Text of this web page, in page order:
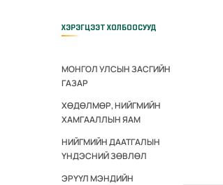
ХЭРЭГЦЭЭТ ХОЛБООСУУД
МОНГОЛ УЛСЫН ЗАСГИЙН
ГАЗАР
ХӨДӨЛМӨР, НИЙГМИЙН
ХАМГААЛЛЫН ЯАМ
НИЙГМИЙН ДААТГАЛЫН
ҮНДЭСНИЙ ЗӨВЛӨЛ
ЭРҮҮЛ МЭНДИЙН